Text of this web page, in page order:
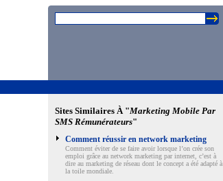
Sites Similaires À "Marketing Mobile Par
SMS Rémunérateurs"
Comment réussir en network marketing
Comment éviter de se faire avoir lorsque l’on crée son
emploi grâce au network marketing par internet, c’est à
dire au marketing de réseau dont le concept a été adapté à
la toile mondiale.